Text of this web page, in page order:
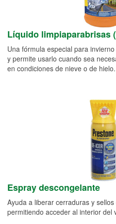
Líquido limpiaparabrisas
Una fórmula especial para
y permite usarlo cuando sea
en condiciones de nieve o de hielo.
Espray descongelante
Ayuda a liberar cerraduras y
permitiendo acceder al interior del